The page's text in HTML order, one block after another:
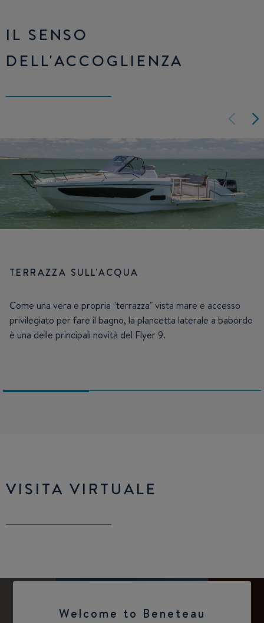
IL SENSO
DELL'ACCOGLIENZA
TERRAZZA SULL'ACQUA
Come una vera e propria "terrazza" vista mare e accesso
privilegiato per fare il bagno, la plancetta laterale a babordo
è una delle principali novità del Flyer 9.
VISITA VIRTUALE